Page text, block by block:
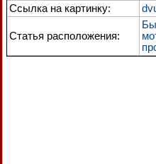
Ссылка на картинку:
Статья расположения: